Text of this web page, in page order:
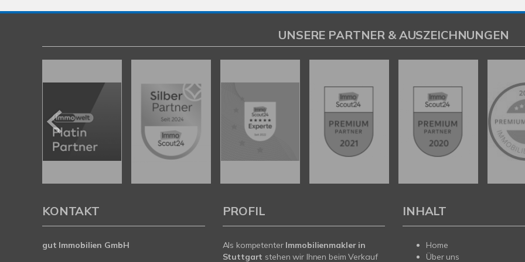
UNSERE PARTNER & AUSZEICHNUNGEN
KONTAKT
gut Immobilien GmbH
PROFIL
Als kompetenter Immobilienmakler in
Stuttgart stehen wir Ihnen beim Verkauf
INHALT
Home
Über uns